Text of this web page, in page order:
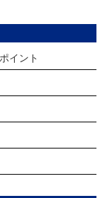
イント